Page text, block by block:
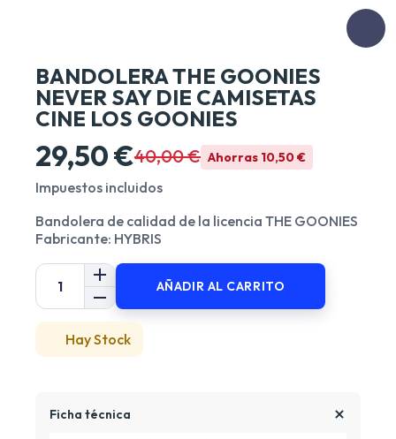
BANDOLERA THE GOONIES
NEVER SAY DIE CAMISETAS
CINE LOS GOONIES
29,50 €40,00 € Ahorras 10,50 €
Impuestos incluidos
Bandolera de calidad de la licencia THE GOONIES
Fabricante: HYBRIS
AÑADIR AL CARRITO
Hay Stock
Ficha técnica